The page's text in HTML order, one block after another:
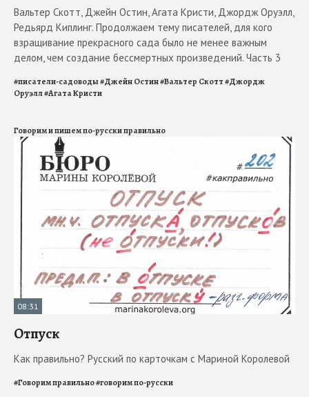
Вальтер Скотт, Джейн Остин, Агата Кристи, Джордж Оруэлл,
Редьярд Киплинг. Продолжаем тему писателей, для кого
взращивание прекрасного сада было не менее важным
делом, чем создание бессмертных произведений. Часть 3
#писатели-садоводы#Джейн Остин#Вальтер Скотт#Джордж
Оруэлл#Агата Кристи
Говорим и пишем по-русски правильно
08:31
Отпуск
Как правильно? Русский по карточкам с Мариной Королевой
#Говорим правильно#говорим по-русски